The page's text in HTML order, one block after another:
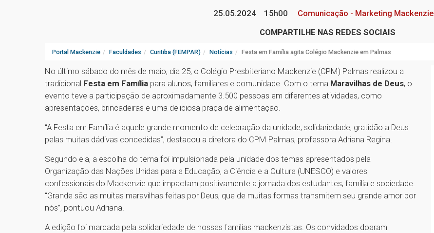
25.05.2024
15h00
Comunicação - Marketing Mackenzie
COMPARTILHE NAS REDES SOCIAIS
Portal Mackenzie Faculdades Curitiba (FEMPAR) Notícias Festa em Família agita Colégio Mackenzie em Palmas
No último sábado do mês de maio, dia 25, o Colégio Presbiteriano Mackenzie (CPM) Palmas realizou a
tradicional Festa em Família para alunos, familiares e comunidade. Com o tema Maravilhas de Deus, o
evento teve a participação de aproximadamente 3.500 pessoas em diferentes atividades, como
apresentações, brincadeiras e uma deliciosa praça de alimentação.
“A Festa em Família é aquele grande momento de celebração da unidade, solidariedade, gratidão a Deus
pelas muitas dádivas concedidas”, destacou a diretora do CPM Palmas, professora Adriana Regina.
Segundo ela, a escolha do tema foi impulsionada pela unidade dos temas apresentados pela
Organização das Nações Unidas para a Educação, a Ciência e a Cultura (UNESCO) e valores
confessionais do Mackenzie que impactam positivamente a jornada dos estudantes, família e sociedade.
“Grande são as muitas maravilhas feitas por Deus, que de muitas formas transmitem seu grande amor por
nós”, pontuou Adriana.
A edição foi marcada pela solidariedade de nossas famílias mackenzistas. Os convidados doaram